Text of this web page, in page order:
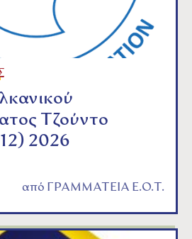
Τζούντο
2026
από ΓΡΑΜΜΑΤΕΙΑ Ε.Ο.Τ.